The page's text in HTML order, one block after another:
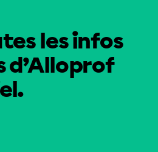
les infos
d’Alloprof